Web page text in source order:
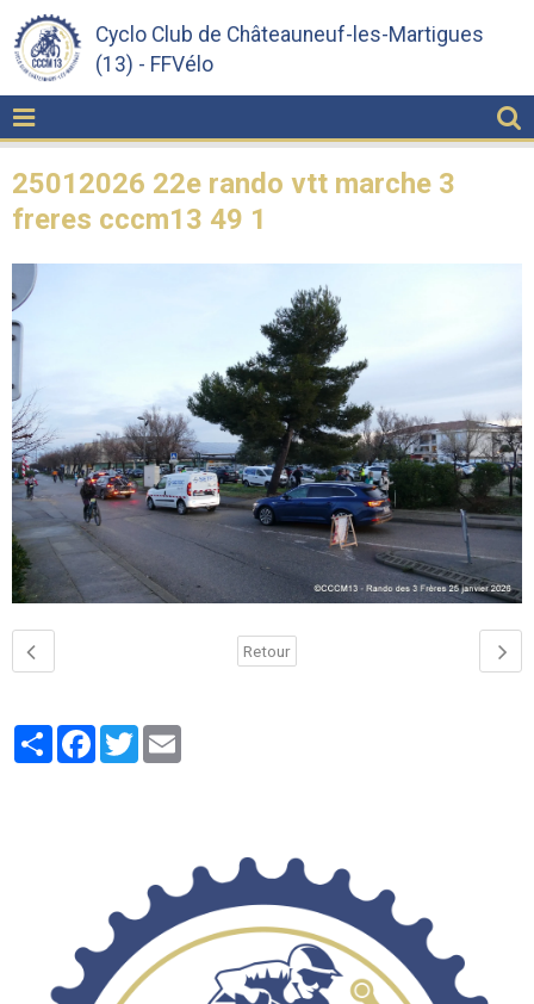
Cyclo Club de Châteauneuf-les-Martigues
(13) - FFVélo
25012026 22e rando vtt marche 3
freres cccm13 49 1
Retour
PartagerFacebook
Twitter